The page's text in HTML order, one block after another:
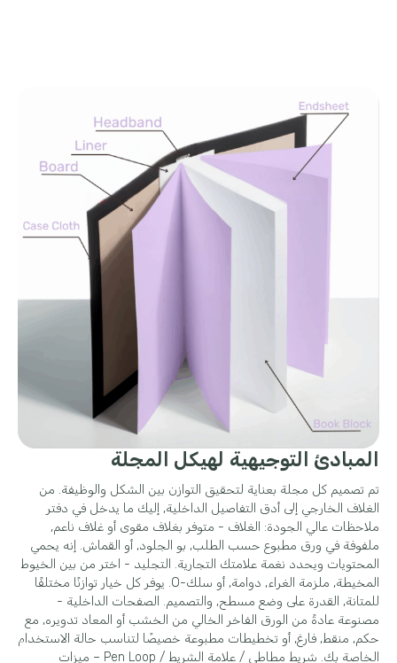
المبادئ التوجيهية لهيكل المجلة
تم تصميم كل مجلة بعناية لتحقيق التوازن بين الشكل والوظيفة. من
الغلاف الخارجي إلى أدق التفاصيل الداخلية, إليك ما يدخل في دفتر
ملاحظات عالي الجودة: الغلاف - متوفر بغلاف مقوى أو غلاف ناعم,
ملفوفة في ورق مطبوع حسب الطلب, بو الجلود, أو القماش. إنه يحمي
المحتويات ويحدد نغمة علامتك التجارية. التجليد - اختر من بين الخيوط
المخيطة, ملزمة الغراء, دوامة, أو سلك-O. يوفر كل خيار توازنًا مختلفًا
للمتانة, القدرة على وضع مسطح, والتصميم. الصفحات الداخلية -
مصنوعة عادةً من الورق الفاخر الخالي من الخشب أو المعاد تدويره, مع
حكم, منقط, فارغ, أو تخطيطات مطبوعة خصيصًا لتناسب حالة الاستخدام
الخاصة بك. شريط مطاطي / علامة الشريط / Pen Loop – ميزات